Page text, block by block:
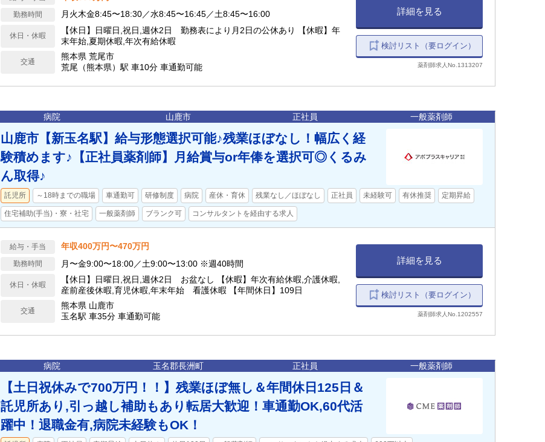
勤務時間 月火木金8:45〜18:30／水8:45〜16:45／土8:45〜16:00
休日・休暇
【休日】日曜日,祝日,週休2日 勤務表により月2日の公休あり 【休暇】年
末年始,夏期休暇,年次有給休暇
交通
熊本県 荒尾市
荒尾（熊本県）駅 車10分 車通勤可能
詳細を見る
検討リスト（要ログイン）
薬剤師求人No.1313207
病院 山鹿市 正社員 一般薬剤師
山鹿市【新玉名駅】給与形態選択可能♪残業ほぼなし！幅広く経
験積めます♪【正社員薬剤師】月給賞与or年俸を選択可◎くるみ
ん取得♪
託児所 ～18時までの職場 車通勤可 研修制度 病院 産休・育休 残業なし／ほぼなし 正社員 未経験可 有休推奨 定期昇給
住宅補助(手当)・寮・社宅 一般薬剤師 ブランク可 コンサルタントを経由する求人
給与・手当 年収400万円〜470万円
勤務時間 月〜金9:00〜18:00／土9:00〜13:00 ※週40時間
休日・休暇
【休日】日曜日,祝日,週休2日 お盆なし 【休暇】年次有給休暇,介護休暇,
産前産後休暇,育児休暇,年末年始 看護休暇 【年間休日】109日
交通
熊本県 山鹿市
玉名駅 車35分 車通勤可能
詳細を見る
検討リスト（要ログイン）
薬剤師求人No.1202557
病院 玉名郡長洲町 正社員 一般薬剤師
【土日祝休みで700万円！！】残業ほぼ無し＆年間休日125日＆
託児所あり,引っ越し補助もあり転居大歓迎！車通勤OK,60代活
躍中！退職金有,病院未経験もOK！